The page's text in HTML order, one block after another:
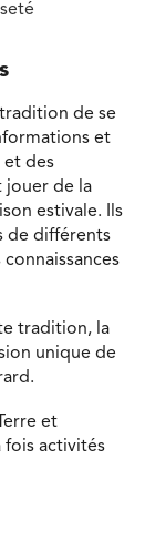
de se
et
et des
jouer de la
estivale. Ils
de différents
tradition, la
unique de
et
fois activités